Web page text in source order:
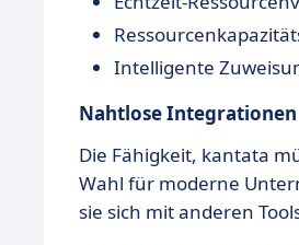
Intelligente
Nahtlose Integrationen
Die Fähigkeit, kantata
Wahl für moderne
sie sich mit anderen